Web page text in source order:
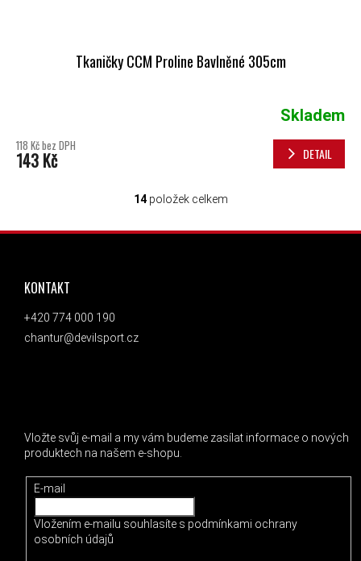
Tkaničky CCM Proline Bavlněné 305cm
Skladem
118 Kč bez DPH
143 Kč DETAIL
OVLÁDACÍ PRVKY VÝPISU
14položek celkem
ZÁPATÍ
KONTAKT
+420 774 000 190
chantur@devilsport.cz
Vložte svůj e-mail a my vám budeme zasílat informace o nových
produktech na našem e-shopu.
E-mail
Vložením e-mailu souhlasíte s podmínkami ochrany
osobních údajů